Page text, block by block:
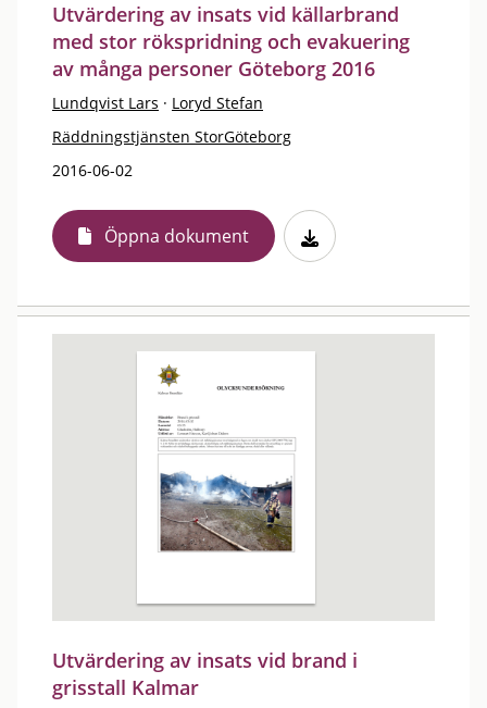
Utvärdering av insats vid källarbrand
med stor rökspridning och evakuering
av många personer Göteborg 2016
Lundqvist Lars · Loryd Stefan
Räddningstjänsten StorGöteborg
2016-06-02
Öppna dokument
Utvärdering av insats vid brand i
grisstall Kalmar